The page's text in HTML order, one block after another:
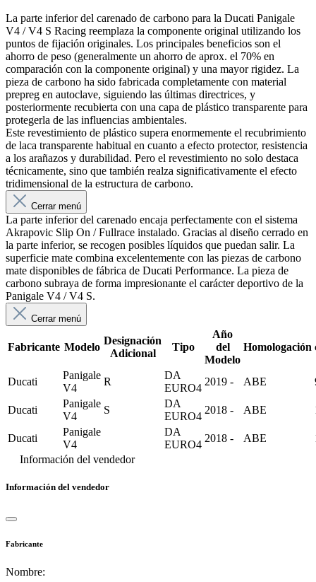
La parte inferior del carenado de carbono para la Ducati Panigale
V4 / V4 S Racing reemplaza la componente original utilizando los
puntos de fijación originales. Los principales beneficios son el
ahorro de peso (generalmente un ahorro de aprox. el 70% en
comparación con la componente original) y una mayor rigidez. La
pieza de carbono ha sido fabricada completamente con material
prepreg en autoclave, siguiendo las últimas directrices, y
posteriormente recubierta con una capa de plástico transparente para
protegerla de las influencias ambientales.
Este revestimiento de plástico supera enormemente el recubrimiento
de laca transparente habitual en cuanto a efecto protector, resistencia
a los arañazos y durabilidad. Pero el revestimiento no solo destaca
técnicamente, sino que también realza significativamente el efecto
tridimensional de la estructura de carbono.
Cerrar menú
La parte inferior del carenado encaja perfectamente con el sistema
Akrapovic Slip On / Fullrace instalado. Gracias al diseño cerrado en
la parte inferior, se recogen posibles líquidos que puedan salir. La
superficie mate combina excelentemente con las piezas de carbono
mate disponibles de fábrica de Ducati Performance. La pieza de
carbono subraya de forma impresionante el carácter deportivo de la
Panigale V4 / V4 S.
Cerrar menú
Fabricante Modelo
Designación
Adicional
Tipo
Año
del
Modelo
Homologación
Ducati
Panigale
V4
R
DA
EURO4
2019 - ABE
Ducati
Panigale
V4
S
DA
EURO4
2018 - ABE
Ducati
Panigale
V4
DA
EURO4
2018 - ABE
Información del vendedor
Información del vendedor
Fabricante
Nombre: